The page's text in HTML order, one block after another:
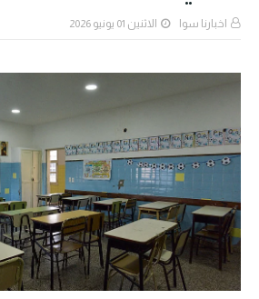
اخبارنا سوا الاثنين 01 يونيو 2026